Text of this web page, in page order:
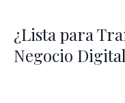
¿Lista para
Negocio